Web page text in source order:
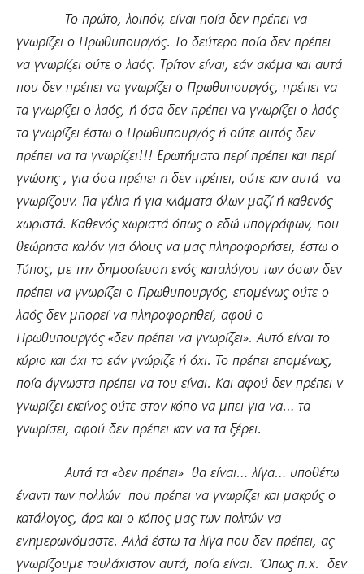
Το πρώτο, λοιπόν, είναι ποία δεν πρέπει να
γνωρίζει ο Πρωθυπουργός. Το δεύτερο ποία δεν πρέπει
να γνωρίζει ούτε ο λαός. Τρίτον είναι, εάν ακόμα και αυτά
που δεν πρέπει να γνωρίζει ο Πρωθυπουργός, πρέπει να
τα γνωρίζει ο λαός, ή όσα δεν πρέπει να γνωρίζει ο λαός
τα γνωρίζει έστω ο Πρωθυπουργός ή ούτε αυτός δεν
πρέπει να τα γνωρίζει!!! Ερωτήματα περί πρέπει και περί
γνώσης , για όσα πρέπει η δεν πρέπει, ούτε καν αυτά να
γνωρίζουν. Για γέλια ή για κλάματα όλων μαζί ή καθενός
χωριστά. Καθενός χωριστά όπως ο εδώ υπογράφων, που
θεώρησα καλόν για όλους να μας πληροφορήσει, έστω ο
Τύπος, με την δημοσίευση ενός καταλόγου των όσων δεν
πρέπει να γνωρίζει ο Πρωθυπουργός, επομένως ούτε ο
λαός δεν μπορεί να πληροφορηθεί, αφού ο
Πρωθυπουργός «δεν πρέπει να γνωρίζει». Αυτό είναι το
κύριο και όχι το εάν γνώριζε ή όχι. Το πρέπει επομένως,
ποία άγνωστα πρέπει να του είναι. Και αφού δεν πρέπει ν
γνωρίζει εκείνος ούτε στον κόπο να μπει για να… τα
γνωρίσει, αφού δεν πρέπει καν να τα ξέρει.
Αυτά τα «δεν πρέπει» θα είναι… λίγα… υποθέτω
έναντι των πολλών που πρέπει να γνωρίζει και μακρύς ο
κατάλογος, άρα και ο κόπος μας των πολτών να
ενημερωνόμαστε. Αλλά έστω τα λίγα που δεν πρέπει, ας
γνωρίζουμε τουλάχιστον αυτά, ποία είναι. Όπως π.χ. δεν